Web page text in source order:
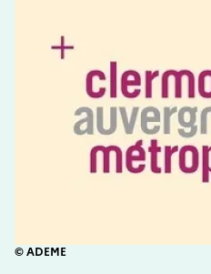
© ADEME